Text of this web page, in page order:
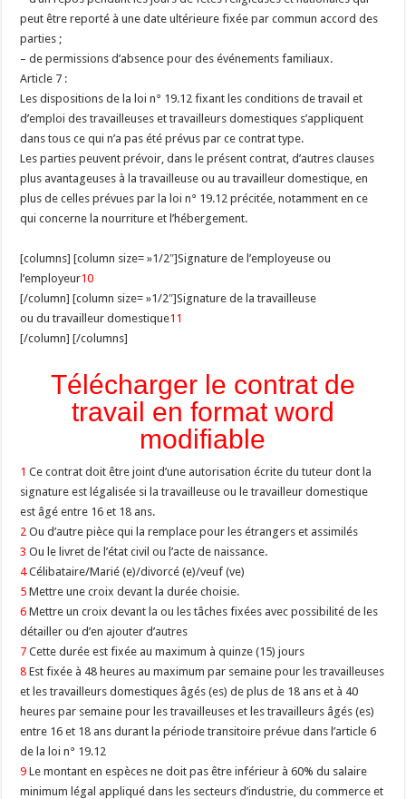
peut être reporté à une date ultérieure fixée par commun accord des
parties ;
– de permissions d’absence pour des événements familiaux.
Article 7 :
Les dispositions de la loi n° 19.12 fixant les conditions de travail et
d’emploi des travailleuses et travailleurs domestiques s’appliquent
dans tous ce qui n’a pas été prévus par ce contrat type.
Les parties peuvent prévoir, dans le présent contrat, d’autres clauses
plus avantageuses à la travailleuse ou au travailleur domestique, en
plus de celles prévues par la loi n° 19.12 précitée, notamment en ce
qui concerne la nourriture et l’hébergement.
[columns] [column size= »1/2″]Signature de l’employeuse ou
l’employeur10
[/column] [column size= »1/2″]Signature de la travailleuse
ou du travailleur domestique11
[/column] [/columns]
Télécharger le contrat de
travail en format word
modifiable
1 Ce contrat doit être joint d’une autorisation écrite du tuteur dont la
signature est légalisée si la travailleuse ou le travailleur domestique
est âgé entre 16 et 18 ans.
2 Ou d’autre pièce qui la remplace pour les étrangers et assimilés
3 Ou le livret de l’état civil ou l’acte de naissance.
4Célibataire/Marié (e)/divorcé (e)/veuf (ve)
5 Mettre une croix devant la durée choisie.
6 Mettre un croix devant la ou les tâches fixées avec possibilité de les
détailler ou d’en ajouter d’autres
7 Cette durée est fixée au maximum à quinze (15) jours
8 Est fixée à 48 heures au maximum par semaine pour les travailleuses
et les travailleurs domestiques âgés (es) de plus de 18 ans et à 40
heures par semaine pour les travailleuses et les travailleurs âgés (es)
entre 16 et 18 ans durant la période transitoire prévue dans l’article 6
de la loi n° 19.12
9 Le montant en espèces ne doit pas être inférieur à 60% du salaire
minimum légal appliqué dans les secteurs d’industrie, du commerce et